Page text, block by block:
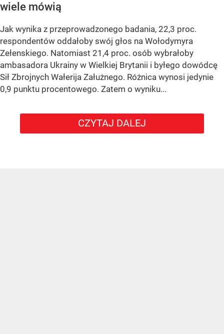
wiele mówią
Jak wynika z przeprowadzonego badania, 22,3 proc.
respondentów oddałoby swój głos na Wołodymyra
Zełenskiego. Natomiast 21,4 proc. osób wybrałoby
ambasadora Ukrainy w Wielkiej Brytanii i byłego dowódcę
Sił Zbrojnych Wałerija Załużnego. Różnica wynosi jedynie
0,9 punktu procentowego. Zatem o wyniku...
CZYTAJ DALEJ